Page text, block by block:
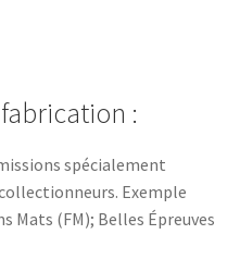
:
spécialement
Exemple
Mats (FM); Belles Épreuves